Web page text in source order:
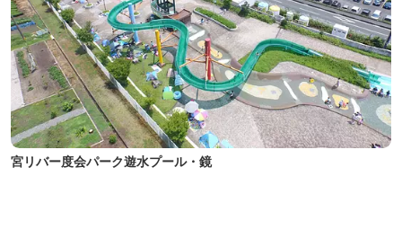
宮リバー度会パーク遊水プール・鏡